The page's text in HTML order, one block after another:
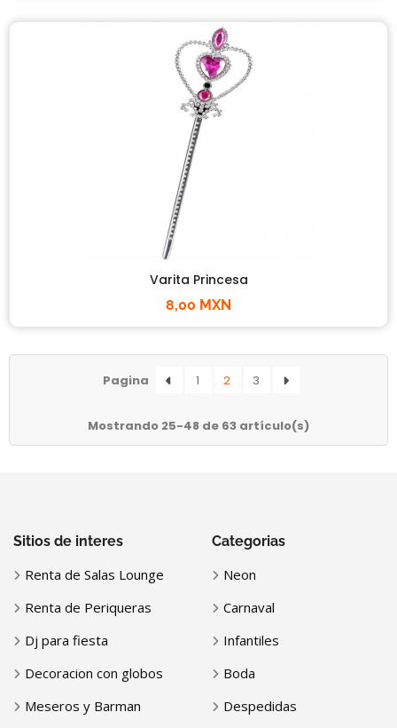
Varita Princesa
8,00 MXN
Pagina 1 2 3
Mostrando 25-48 de 63 artículo(s)
Sitios de interes
Renta de Salas Lounge
Renta de Periqueras
Dj para fiesta
Decoracion con globos
Meseros y Barman
Categorias
Neon
Carnaval
Infantiles
Boda
Despedidas